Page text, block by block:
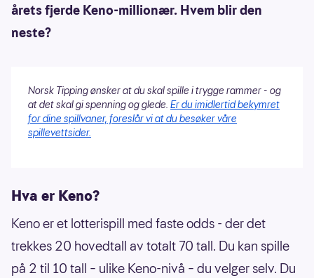
årets fjerde Keno-millionær. Hvem blir den
neste?
Norsk Tipping ønsker at du skal spille i trygge rammer - og
at det skal gi spenning og glede. Er du imidlertid bekymret
for dine spillvaner, foreslår vi at du besøker våre
spillevettsider.
Hva er Keno?
Keno er et lotterispill med faste odds - der det
trekkes 20 hovedtall av totalt 70 tall. Du kan spille
på 2 til 10 tall – ulike Keno-nivå – du velger selv. Du